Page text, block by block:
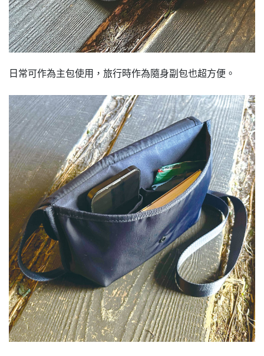
日常可作為主包使用，旅行時作為隨身副包也超方便。